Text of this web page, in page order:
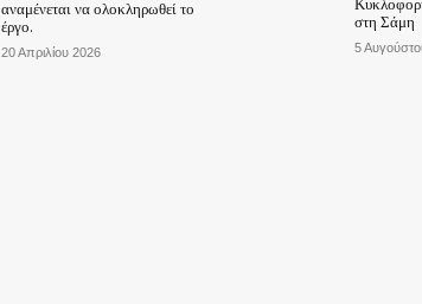
αναμένεται να ολοκληρωθεί το
έργο.
20 Απριλίου 2026
στη Σάμη
5